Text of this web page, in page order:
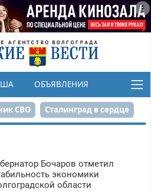
ОБЪЯВЛЕНИЯ
СВО Сталинград в сердце
На службе городу
Парк Героев-летчиков
Бочаров отметил
экономики
области